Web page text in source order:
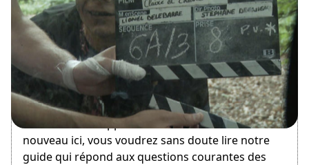
November 8, 2011
Bienvenue sur Apprendre le Cinéma ! Si vous êtes
nouveau ici, vous voudrez sans doute lire notre
guide qui répond aux questions courantes des